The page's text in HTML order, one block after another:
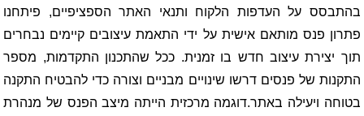
בהתבסס על העדפות הלקוח ותנאי האתר הספציפיים, פיתחנו
פתרון פנס מותאם אישית על ידי התאמת עיצובים קיימים נבחרים
תוך יצירת עיצוב חדש בו זמנית. ככל שהתכנון התקדמות, מספר
התקנות של פנסים דרשו שינויים מבניים וצורה כדי להבטיח התקנה
בטוחה ויעילה באתר.דוגמה מרכזית הייתה מיצב הפנס של מנהרת